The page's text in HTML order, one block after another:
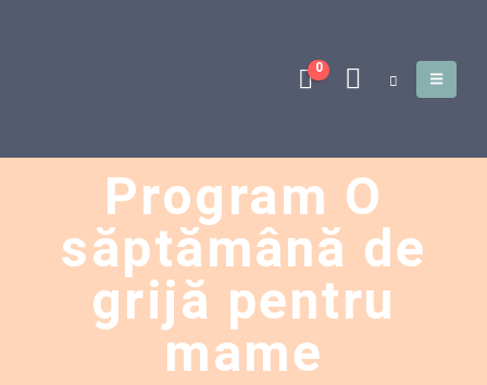
0
Program O
săptămână de
grijă pentru
mame